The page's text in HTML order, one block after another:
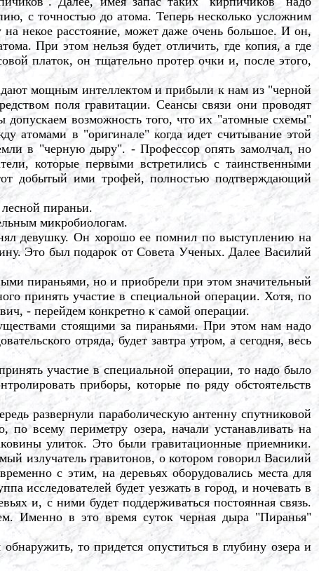
с точностью до атома. Теперь несколько усложним
некое расстояние, может даже очень большое. И он,
При этом нельзя будет отличить, где копия, а где
платок, он тщательно протер очки и, после этого,
мощным интеллектом и прибыли к нам из "черной
поля гравитации. Сеансы связи они проводят
допускаем возможность того, что их "атомные схемы"
атомами в "оригинале" когда идет считывание этой
в "черную дыру". - Профессор опять замолчал, но
которые первыми встретились с таинственными
добытый ими трофей, полностью подтверждающий
пираньи.
микробиологам.
девушку. Он хорошо ее помнил по выступлению на
Это был подарок от Совета Ученых. Далее Василий
пираньями, но и приобрели при этом значительный
принять участие в специальной операции. Хотя, по
- перейдем конкретно к самой операции.
стоящими за пираньями. При этом нам надо
отряда, будет завтра утром, а сегодня, весь
участие в специальной операции, то надо было
приборы, которые по ряду обстоятельств
развернули параболическую антенну спутниковой
по всему периметру озера, начали устанавливать на
улиток. Это были гравитационные приемники.
излучатель гравитонов, о котором говорил Василий
с этим, на деревьях оборудовались места для
исследователей будет уезжать в город, и ночевать в
и, с ними будет поддерживаться постоянная связь.
Именно в это время суток черная дыра "Пиранья"
то придется опуститься в глубину озера и